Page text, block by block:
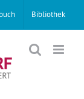
Bibliothek